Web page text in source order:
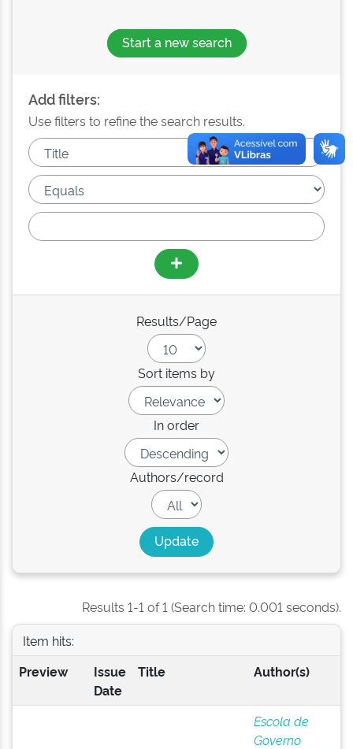
Start a new search
Add filters:
Use filters to refine the search results.
Results/Page
Sort items by
In order
Authors/record
Results 1-1 of 1 (Search time: 0.001 seconds).
Item hits:
Preview
Issue
Date
Title Author(s)
Escola de
Governo